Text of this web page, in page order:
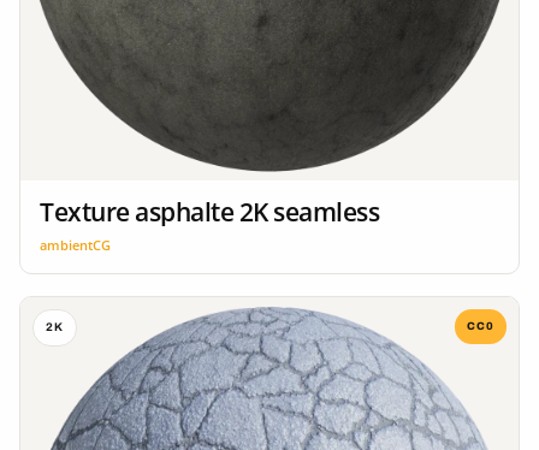
Texture asphalte 2K seamless
ambientCG
2K CC0